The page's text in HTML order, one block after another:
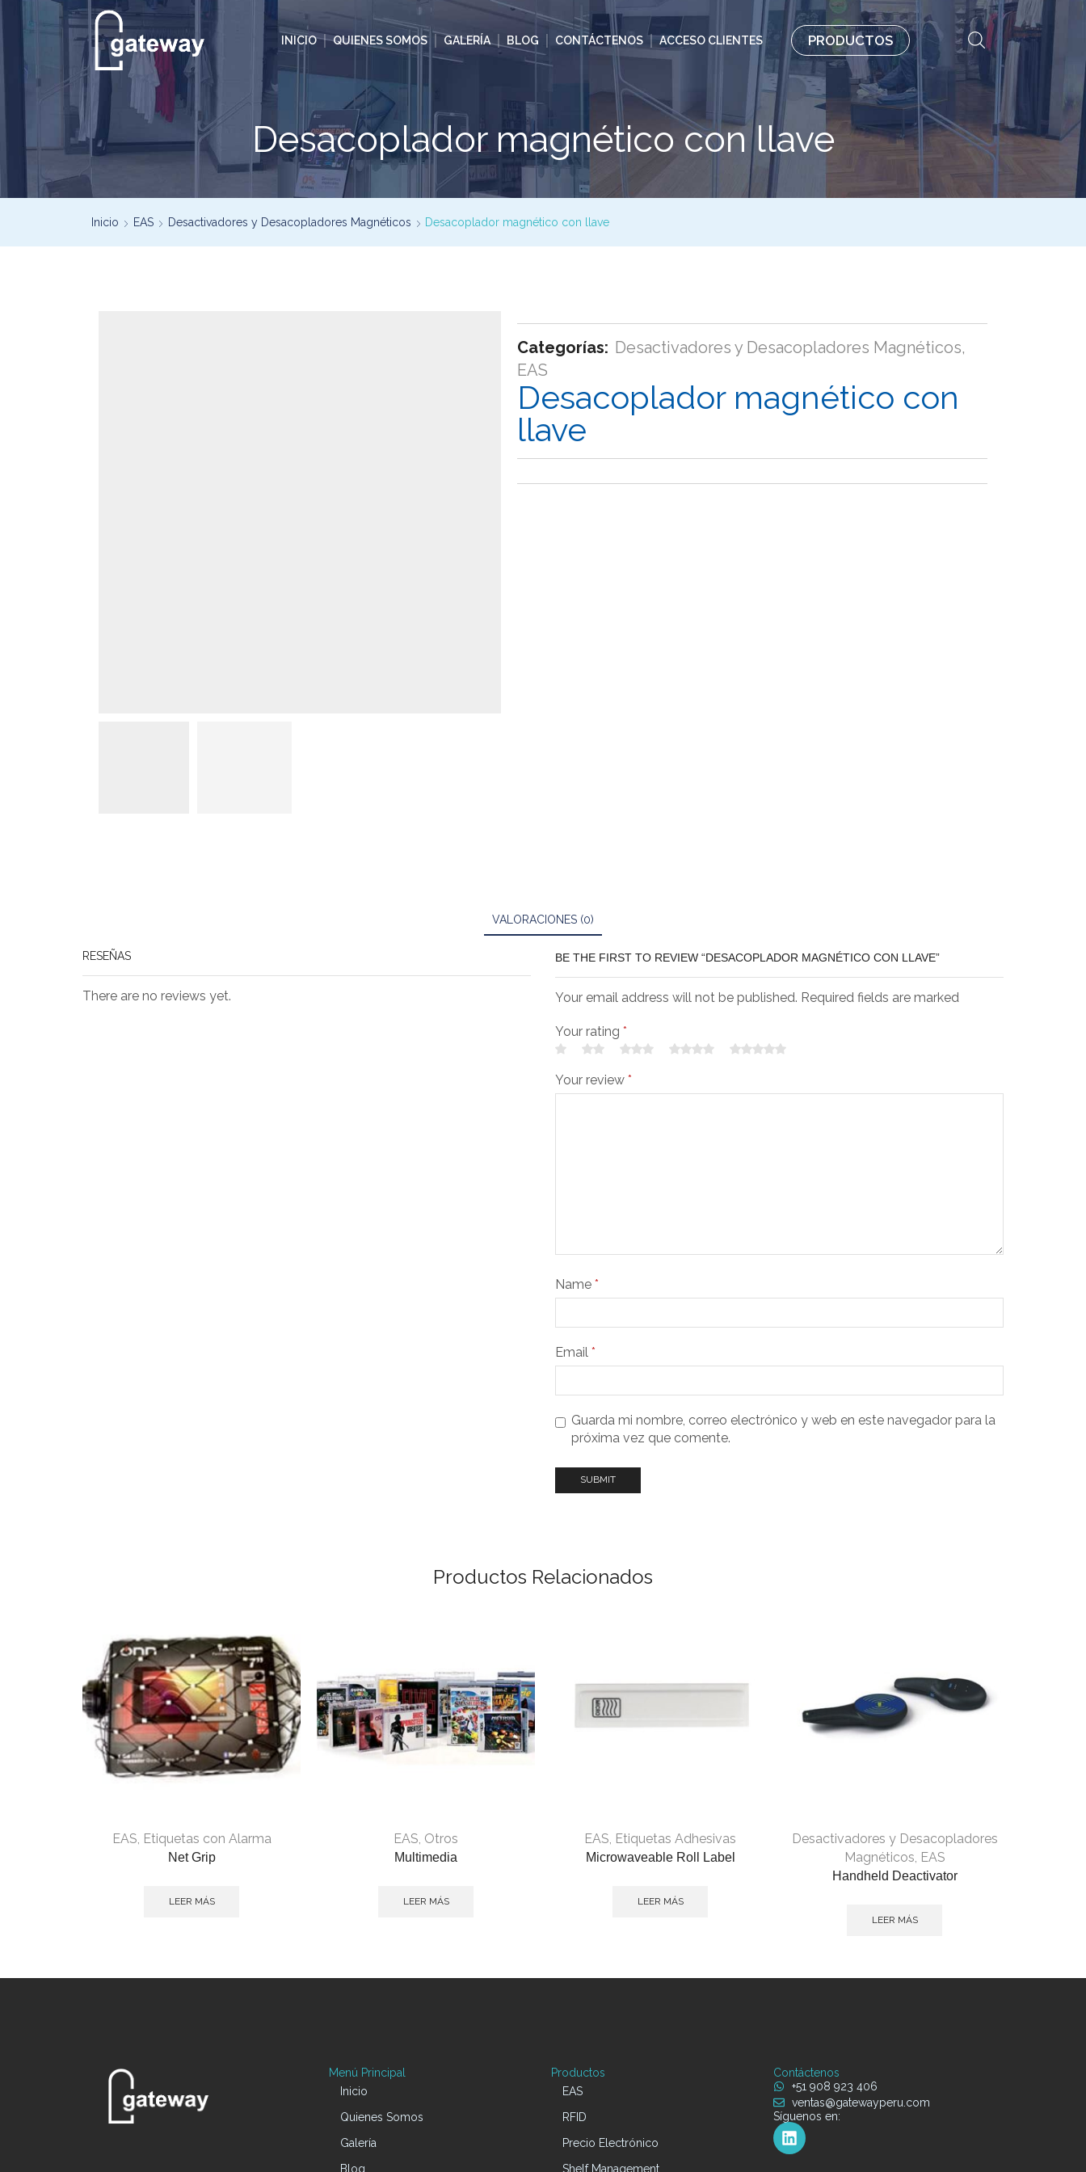
INICIO QUIENES SOMOS GALERÍA BLOG CONTÁCTENOS ACCESO CLIENTES PRODUCTOS
Desacoplador magnético con llave
Inicio EAS Desactivadores y Desacopladores Magnéticos Desacoplador magnético con llave
Categorías: Desactivadores y Desacopladores Magnéticos,
EAS
Desacoplador magnético con
llave
VALORACIONES (0)
RESEÑAS
There are no reviews yet.
BE THE FIRST TO REVIEW “DESACOPLADOR MAGNÉTICO CON LLAVE”
Your email address will not be published. Required fields are marked
Your rating *
Your review *
Name *
Email *
Guarda mi nombre, correo electrónico y web en este navegador para la
próxima vez que comente.
Productos Relacionados
EAS Etiquetas con Alarma
Net Grip
LEER MÁS
EAS Otros
Multimedia
LEER MÁS
EAS Etiquetas Adhesivas
Microwaveable Roll Label
LEER MÁS
Desactivadores y Desacopladores
Magnéticos EAS
Handheld Deactivator
LEER MÁS
Menú Principal
Inicio
Quienes Somos
Galería
Blog
Productos
EAS
RFID
Precio Electrónico
Shelf Management
Contáctenos
+51 908 923 406
ventas@gatewayperu.com
Síguenos en: